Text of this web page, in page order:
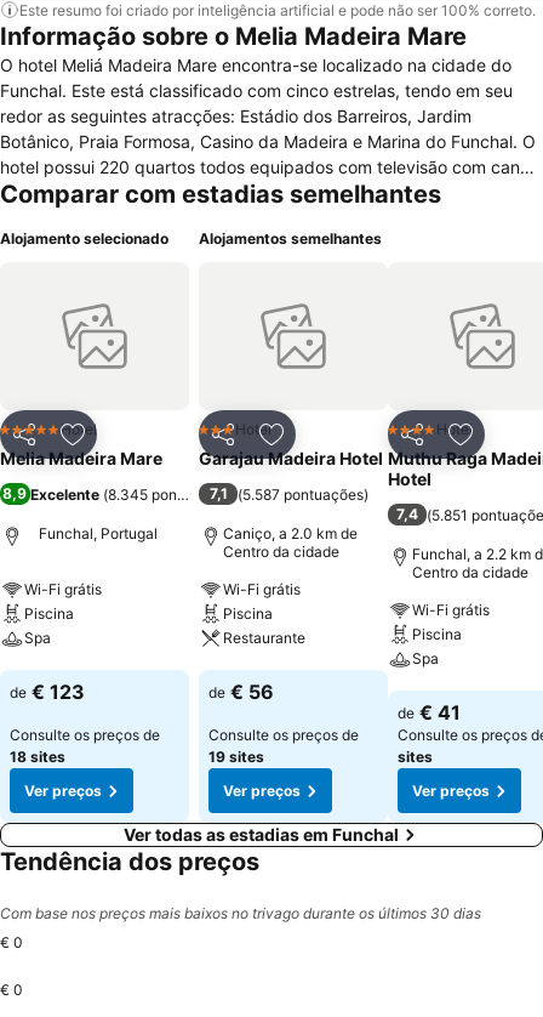
Este resumo foi criado por inteligência artificial e pode não ser 100% correto.
Informação sobre o Melia Madeira Mare
O hotel Meliá Madeira Mare encontra-se localizado na cidade do
Funchal. Este está classificado com cinco estrelas, tendo em seu
redor as seguintes atracções: Estádio dos Barreiros, Jardim
Botânico, Praia Formosa, Casino da Madeira e Marina do Funchal. O
hotel possui 220 quartos todos equipados com televisão com canais
satélite, internet, mesa de escritório, cofre, telefone com linha
combinados, sofá-cama, mini bar, ar condicionado, serviço de
serviços gerais, incluem internet, equipamento audiovisual,
estacionamento para hóspedes de cortesia, serviços de casamento,
assistência com excursões, casa de câmbio e instalações para
de banquete. Na área da restauração o hotel possui bar,
restaurante e bar na beira da piscina. Para actividades de lazer
estão ainda disponíveis para os hóspedes spa, ginásio, piscina
externa, piscina interna, sauna a vapor, sauna seca e piscina infantil.
Comparar com estadias semelhantes
Alojamento selecionado
PartilharAdicionar aos favoritos
5 EstrelasHotel
Melia Madeira Mare
8,9Excelente (8.345 pontuações )
Funchal, Portugal
Wi-Fi grátis
Piscina
Spa
Ver preços
de € 123
Consulte os preços de
18 sites
Ver preços
Alojamentos semelhantes
PartilharAdicionar aos favoritos
3 Estrelas
Hotel
Garajau Madeira Hotel
7,1 (5.587 pontuações)
Caniço, a 2.0 km de
Centro da cidade
Wi-Fi grátis
Piscina
Restaurante
Ver preços
de € 56
Consulte os preços de
19 sites
Ver preços
Partilhar
4 EstrelasHotel
Muthu Raga
Hotel
7,4 (5.851
Funchal, a 2.2 km
Centro da cidade
Wi-Fi grátis
Piscina
Spa
Ver preços
de € 41
Consulte os preços
sites
Ver preços
Ver todas as estadias em Funchal
Tendência dos preços
Com base nos preços mais baixos no trivago durante os últimos 30 dias
€ 0
€ 0